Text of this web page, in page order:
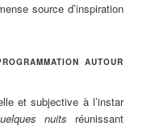
source d’inspiration
AUTOUR
et subjective à l’instar
nuits réunissant